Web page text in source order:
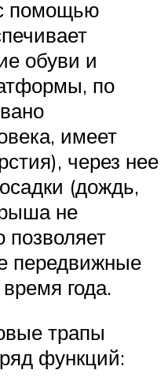
помощью
обуви и
по
имеет
через нее
(дождь,
не
позволяет
передвижные
года.
трапы
функций: